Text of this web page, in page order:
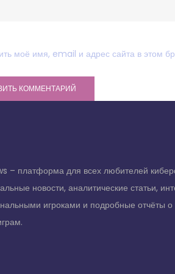
моё имя, email и адрес сайта в этом
– платформа для всех любителей
новости, аналитические статьи,
игроками и подробные отчёты